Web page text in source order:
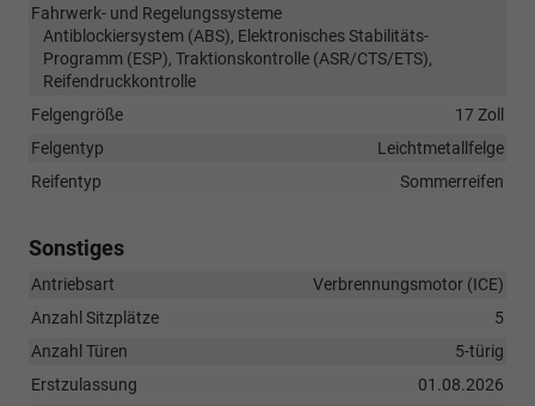
Fahrwerk- und Regelungssysteme
Antiblockiersystem (ABS), Elektronisches Stabilitäts-
Programm (ESP), Traktionskontrolle (ASR/CTS/ETS),
Reifendruckkontrolle
Felgengröße
17 Zoll
Felgentyp
Leichtmetallfelge
Reifentyp
Sommerreifen
Sonstiges
Antriebsart
Verbrennungsmotor (ICE)
Anzahl Sitzplätze
5
Anzahl Türen
5-türig
Erstzulassung
01.08.2026